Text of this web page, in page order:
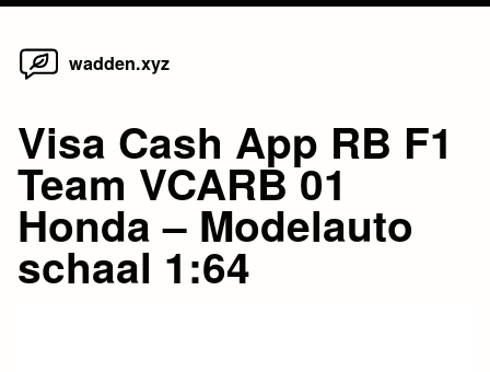
Skip
wadden.xyz
Visa Cash App RB F1
Team VCARB 01
Honda – Modelauto
schaal 1:64